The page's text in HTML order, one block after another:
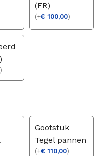
(FR)
(+€ 100,00)
)
Gootstuk
Tegel pannen
(+€ 110,00)